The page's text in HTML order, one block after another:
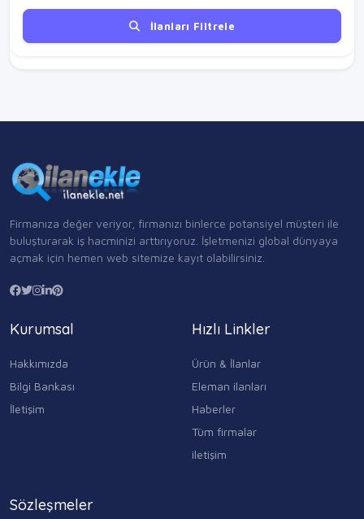
İlanları Filtrele
Firmanıza değer veriyor, firmanızı binlerce potansiyel müşteri ile
buluşturarak iş hacminizi arttırıyoruz. İşletmenizi global dünyaya
açmak için hemen web sitemize kayıt olabilirsiniz.
Kurumsal
Hakkımızda
Bilgi Bankası
İletişim
Hızlı Linkler
Ürün & İlanlar
Eleman ilanları
Haberler
Tüm firmalar
iletişim
Sözleşmeler